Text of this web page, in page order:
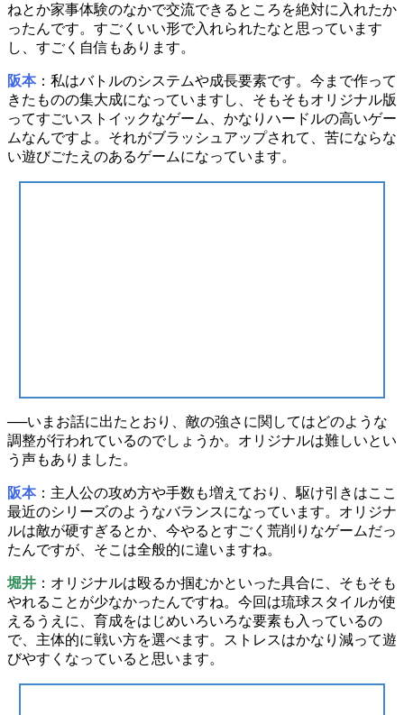
ねとか家事体験のなかで交流できるところを絶対に入れたか
ったんです。すごくいい形で入れられたなと思っています
し、すごく自信もあります。
阪本：私はバトルのシステムや成長要素です。今まで作って
きたものの集大成になっていますし、そもそもオリジナル版
ってすごいストイックなゲーム、かなりハードルの高いゲー
ムなんですよ。それがブラッシュアップされて、苦にならな
い遊びごたえのあるゲームになっています。
──いまお話に出たとおり、敵の強さに関してはどのような
調整が行われているのでしょうか。 オリジナルは難しいとい
う声もありました。
阪本：主人公の攻め方や手数も増えており、駆け引きはここ
最近のシリーズのようなバランスになっています。オリジナ
ルは敵が硬すぎるとか、今やるとすごく荒削りなゲームだっ
たんですが、そこは全般的に違いますね。
堀井 ：オリジナルは殴るか掴むかといった具合に、そもそも
やれることが少なかったんですね。今回は琉球スタイルが使
えるうえに、育成をはじめいろいろな要素も入っているの
で、主体的に戦い方を選べます。ストレスはかなり減って遊
びやすく なっていると思います。